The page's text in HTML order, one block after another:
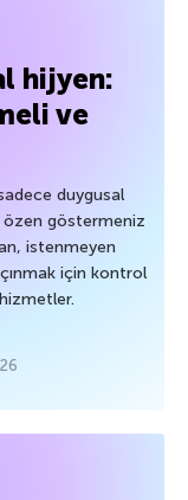
hijyen:
ve
duygusal
özen göstermeniz
istenmeyen
için kontrol